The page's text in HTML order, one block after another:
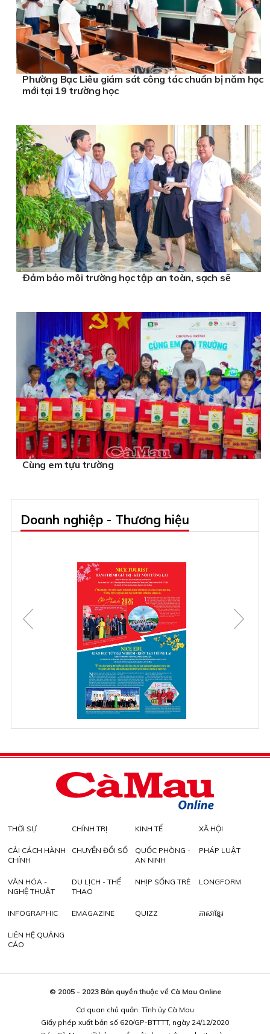
Phường Bạc Liêu giám sát công tác chuẩn bị năm học
mới tại 19 trường học
Ðảm bảo môi trường học tập an toàn, sạch sẽ
Cùng em tựu trường
Doanh nghiệp - Thương hiệu
THỜI SỰ CHÍNH TRỊ KINH TẾ XÃ HỘI
CẢI CÁCH HÀNH
CHÍNH
CHUYỂN ĐỔI SỐ
QUỐC PHÒNG -
AN NINH
PHÁP LUẬT
VĂN HÓA -
NGHỆ THUẬT
DU LỊCH - THỂ
THAO
NHỊP SỐNG TRẺ LONGFORM
INFOGRAPHIC EMAGAZINE QUIZZ ភាសាខ្មែរ
LIÊN HỆ QUẢNG
CÁO
© 2005 - 2023 Bản quyền thuộc về Cà Mau Online
Cơ quan chủ quản: Tỉnh ủy Cà Mau
Giấy phép xuất bản số 620/GP-BTTTT, ngày 24/12/2020